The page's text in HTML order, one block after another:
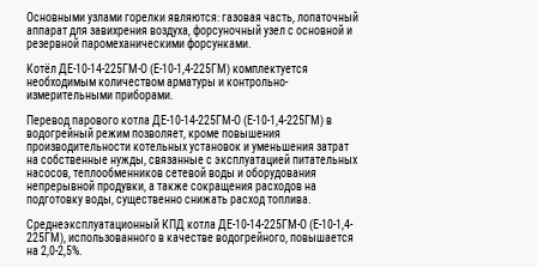
Основными узлами горелки являются: газовая часть, лопаточный
аппарат для завихрения воздуха, форсуночный узел с основной и
резервной паромеханическими форсунками.
Котёл ДЕ-10-14-225ГМ-О (Е-10-1,4-225ГМ) комплектуется
необходимым количеством арматуры и контрольно-
измерительными приборами.
Перевод парового котла ДЕ-10-14-225ГМ-О (Е-10-1,4-225ГМ) в
водогрейный режим позволяет, кроме повышения
производительности котельных установок и уменьшения затрат
на собственные нужды, связанные с эксплуатацией питательных
насосов, теплообменников сетевой воды и оборудования
непрерывной продувки, а также сокращения расходов на
подготовку воды, существенно снижать расход топлива.
Среднеэксплуатационный КПД котла ДЕ-10-14-225ГМ-О (Е-10-1,4-
225ГМ), использованного в качестве водогрейного, повышается
на 2,0-2,5%.